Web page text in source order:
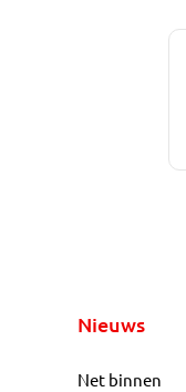
Nieuws
Net binnen